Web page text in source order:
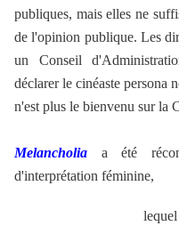
publiques, mais elles ne
de l'opinion publique. Les
un Conseil
déclarer le cinéaste persona
n'est plus le bienvenu sur la
Melancholia a été
d'interprétation féminine,